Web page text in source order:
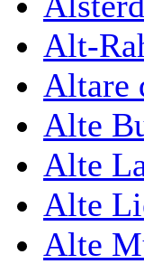
Alt-
Altare
Alte
Alte
Alte
Alte